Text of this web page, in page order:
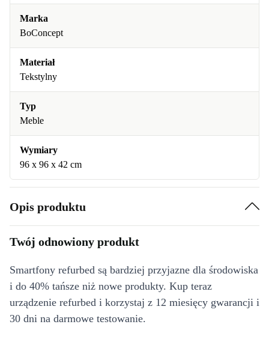
Marka
BoConcept
Materiał
Tekstylny
Typ
Meble
Wymiary
96 x 96 x 42 cm
Opis produktu
Twój odnowiony produkt
Smartfony refurbed są bardziej przyjazne dla środowiska
i do 40% tańsze niż nowe produkty. Kup teraz
urządzenie refurbed i korzystaj z 12 miesięcy gwarancji i
30 dni na darmowe testowanie.